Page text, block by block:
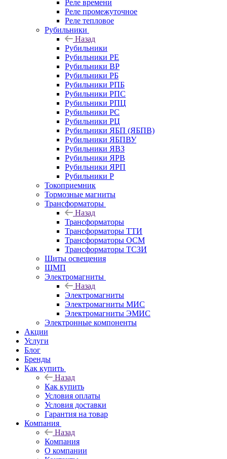
Реле времени
Реле промежуточное
Реле тепловое
Рубильники
Назад
Рубильники
Рубильники РЕ
Рубильники ВР
Рубильники РБ
Рубильники РПБ
Рубильники РПС
Рубильники РПЦ
Рубильники РС
Рубильники РЦ
Рубильники ЯБП (ЯБПВ)
Рубильники ЯБПВУ
Рубильники ЯВЗ
Рубильники ЯРВ
Рубильники ЯРП
Рубильники Р
Токоприемник
Тормозные магниты
Трансформаторы
Назад
Трансформаторы
Трансформаторы ТТИ
Трансформаторы ОСМ
Трансформаторы ТСЗИ
Щиты освещения
ЩМП
Электромагниты
Назад
Электромагниты
Электромагниты МИС
Электромагниты ЭМИС
Электронные компоненты
Акции
Услуги
Блог
Бренды
Как купить
Назад
Как купить
Условия оплаты
Условия доставки
Гарантия на товар
Компания
Назад
Компания
О компании